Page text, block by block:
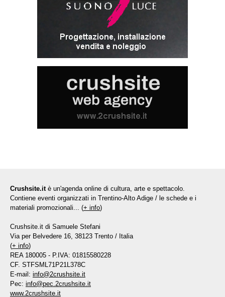
Crushsite.it è un'agenda online di cultura, arte e spettacolo.
Contiene eventi organizzati in Trentino-Alto Adige / le schede e i
materiali promozionali... (+ info)
Crushsite.it di Samuele Stefani
Via per Belvedere 16, 38123 Trento / Italia
(+ info)
REA 180005 - P.IVA: 01815580228
CF. STFSML71P21L378C
E-mail: info@2crushsite.it
Pec: info@pec.2crushsite.it
www.2crushsite.it